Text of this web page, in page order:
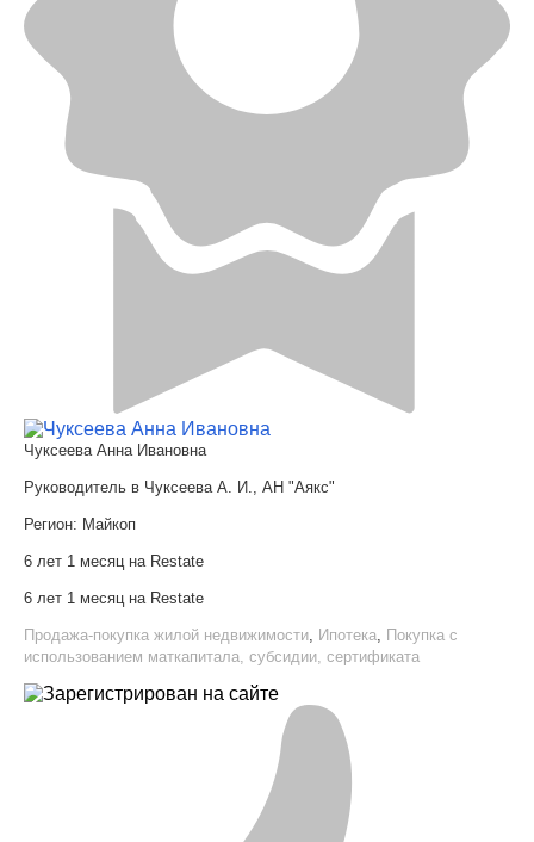
Чуксеева Анна Ивановна
Руководитель в Чуксеева А. И., АН "Аякс"
Регион: Майкоп
6 лет 1 месяц на Restate
6 лет 1 месяц на Restate
Продажа-покупка жилой недвижимости, Ипотека, Покупка с
использованием маткапитала, субсидии, сертификата